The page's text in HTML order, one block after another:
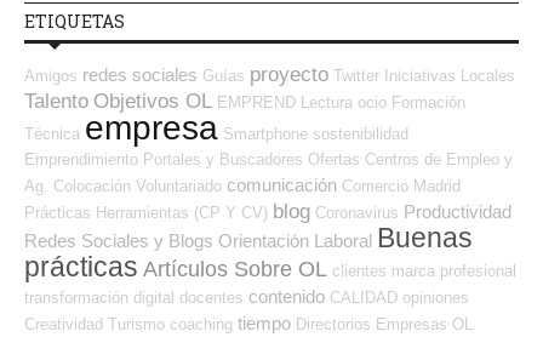
ETIQUETAS
Amigos redes sociales Guías proyecto Twitter Iniciativas Locales
Talento Objetivos OL EMPREND Lectura ocio Formación
Técnica empresa Smartphone sostenibilidad
Emprendimiento Portales y Buscadores Ofertas Centros de Empleo y
Ag. Colocación Voluntariado comunicación Comercio Madrid
Prácticas Herramientas (CP Y CV) blog Coronavirus Productividad
Redes Sociales y Blogs Orientación Laboral Buenas
prácticas Artículos Sobre OL clientes marca profesional
transformación digital docentes contenido CALIDAD opiniones
Creatividad Turismo coaching tiempo Directorios Empresas OL